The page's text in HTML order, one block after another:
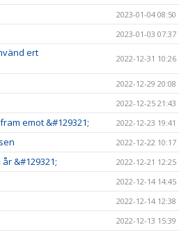
2023-01-04 08:50
2023-01-03 07:37
ert
2022-12-31 10:26
2022-12-29 20:08
2022-12-25 21:43
emot &#129321; 2022-12-23 19:41
2022-12-22 10:17
&#129321; 2022-12-21 12:25
2022-12-14 14:45
2022-12-14 12:38
2022-12-13 15:39